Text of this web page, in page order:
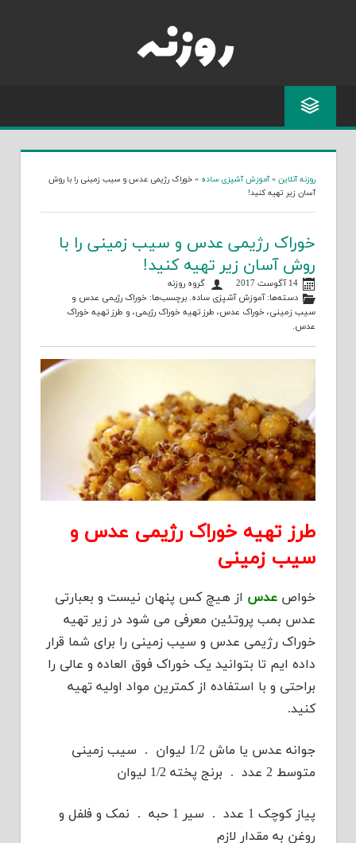
روزنه آنلاین »آموزش آشپزی ساده » خوراک رژیمی عدس و سیب زمینی را با روش
آسان زیر تهیه کنید!
خوراک رژیمی عدس و سیب زمینی را با
روش آسان زیر تهیه کنید!
14 آگوست 2017
گروه روزنه
دسته‌ها:آموزش آشپزی ساده. برچسب‌ها:خوراک رژیمی عدس و
سیب زمینی، خوراک عدس، طرز تهیه خوراک رژیمی، و طرز تهیه خوراک
عدس.
طرز تهیه خوراک رژیمی عدس و
سیب زمینی
خواص عدس از هیچ کس پنهان نیست و بعبارتی
عدس بمب پروتئین معرفی می شود در زیر تهیه
خوراک رژیمی عدس و سیب زمینی را برای شما قرار
داده ایم تا بتوانید یک خوراک فوق العاده و عالی را
براحتی و با استفاده از کمترین مواد اولیه تهیه
کنید.
جوانه عدس یا ماش 1/2 لیوان . سیب زمینی
متوسط 2 عدد . برنج پخته 1/2 لیوان
پیاز کوچک 1 عدد . سیر 1 حبه . نمک و فلفل و
روغن به مقدار لازم